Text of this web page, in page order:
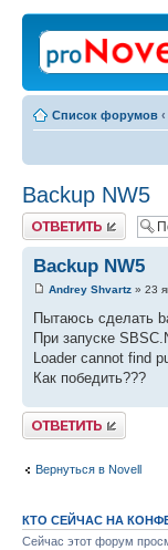
Список форумов ‹
Backup NW5
Ответить
Backup NW5
Andrey Shvartz » 23
Пытаюсь сделать
При запуске
Loader cannot find
Как победить???
Ответить
Вернуться в Novell
КТО СЕЙЧАС НА
Сейчас этот форум